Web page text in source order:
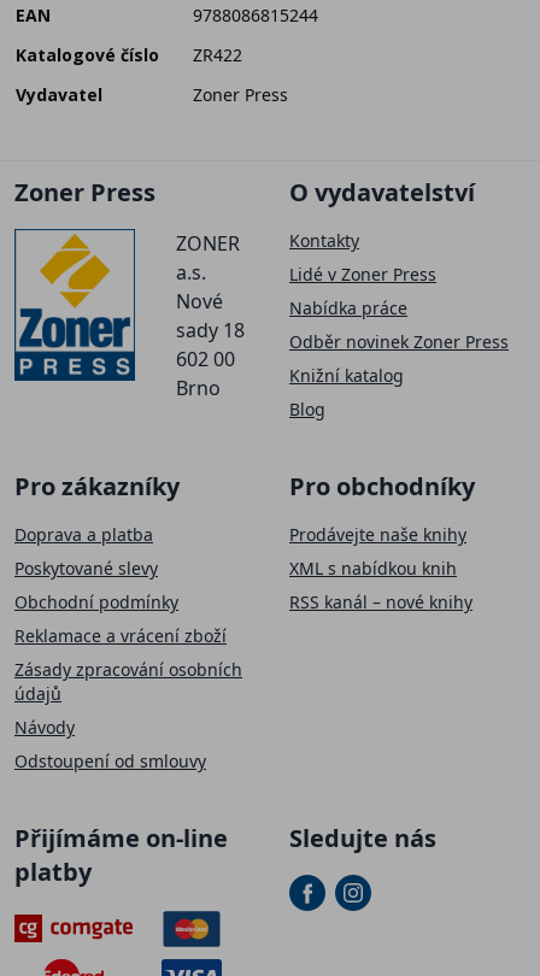
EAN
9788086815244
Katalogové číslo
ZR422
Vydavatel
Zoner Press
Zoner Press
ZONER
a.s.
Nové
sady 18
602 00
Brno
O vydavatelství
Kontakty
Lidé v Zoner Press
Nabídka práce
Odběr novinek Zoner Press
Knižní katalog
Blog
Pro zákazníky
Doprava a platba
Poskytované slevy
Obchodní podmínky
Reklamace a vrácení zboží
Zásady zpracování osobních
údajů
Návody
Odstoupení od smlouvy
Pro obchodníky
Prodávejte naše knihy
XML s nabídkou knih
RSS kanál – nové knihy
Přijímáme on-line
platby
Sledujte nás